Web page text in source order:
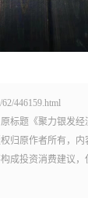
446159.html
标题《聚力银发经
归原作者所有，内
成投资消费建议，